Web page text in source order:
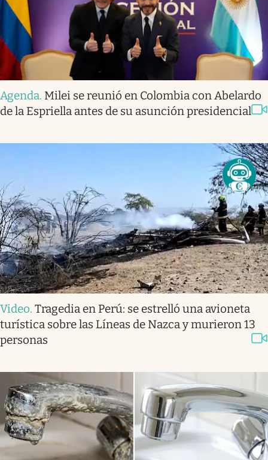
Agenda. Milei se reunió en Colombia con Abelardo
de la Espriella antes de su asunción presidencial
Video. Tragedia en Perú: se estrelló una avioneta
turística sobre las Líneas de Nazca y murieron 13
personas